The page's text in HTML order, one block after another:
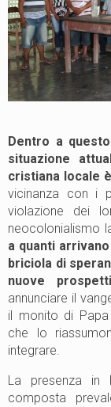
Dentro a
situazione
cristiana locale
vicinanza con i
violazione dei
neocolonialismo
a quanti
briciola di
nuove
annunciare il
il monito di
che lo
integrare.
La presenza in
composta